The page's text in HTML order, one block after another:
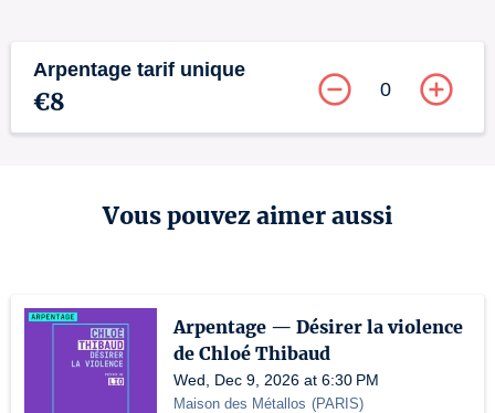
Arpentage tarif unique
€8 0
Vous pouvez aimer aussi
Arpentage — Désirer la violence
de Chloé Thibaud
Wed, Dec 9, 2026 at 6:30 PM
Maison des Métallos (PARIS)